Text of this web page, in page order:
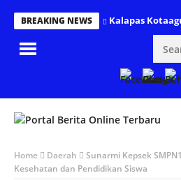
BREAKING NEWS Kalapas
Home Daerah
Sunarmi Kepsek
Kesehatan dan Pendidikan Siswa